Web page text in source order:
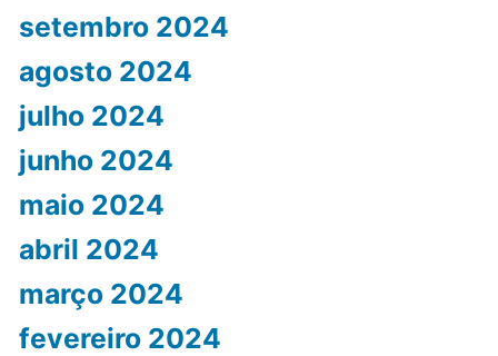
setembro 2024
agosto 2024
julho 2024
junho 2024
maio 2024
abril 2024
março 2024
fevereiro 2024